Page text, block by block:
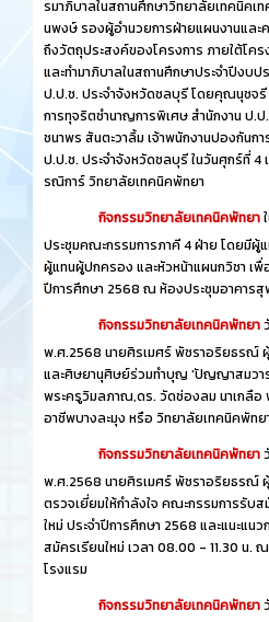
รมาภิบาลในสถานศึกษาวิทยาลัยเทคนิคเ
นพงษ์ รองผู้อำนวยการฝ่ายแผนงานและ
ถึงวัตถุประสงค์ของโครงการ ภายใต้โค
และทำมาภิบาลในสถานศึกษาประจำปีงบ
ป.ป.ช. ประจำจังหวัดชลบุรี โดยคุณนุชจ
การทุจริตชำนาญการพิเศษ สำนักงาน ป.
ชนาพร สันตะวาลิ้ม เจ้าพนักงานปองกันก
ป.ป.ช. ประจำจังหวัดชลบุรี ในวันศุกร์ที่
รณิการ์ วิทยาลัยเทคนิคพัทยา
กิจกรรมวิทยาลัยเทคนิคพัทยา
ประชุมคณะกรรมการภาคี 4 ฝ่าย โดยมีผู้
ผู้แทนผู้ปกครอง และหัวหน้าแผนกวิชา เ
ปีการศึกษา 2568 ณ ห้องประชุมอาคาร
กิจกรรมวิทยาลัยเทคนิคพัทยา
พ.ศ.2568 นายศิรเมศร์ พัชราอริยธรณ์
และศิษยานุศิษย์ร่วมทำบุญ 'ปัญญาสมวา
พระครูวิมลภาณ,ดร. วัดช่องลม นาเกลือ
อาชีพบางละมุง หรือ วิทยาลัยเทคนิคพัทย
กิจกรรมวิทยาลัยเทคนิคพัทยา
พ.ศ.2568 นายศิรเมศร์ พัชราอริยธรณ์
ตรวจเยี่ยมให้กำลังใจ คณะกรรมการรับ
ใหม่ ประจำปีการศึกษา 2568 และแนะแน
สมัครเรียนใหม่ เวลา 08.00 - 11.30 น.
โรงแรม
กิจกรรมวิทยาลัยเทคนิคพัทยา